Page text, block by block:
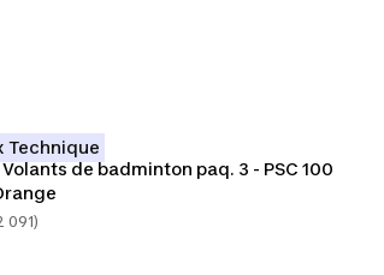
Technique
Volants de badminton paq. 3 - PSC 100
091)